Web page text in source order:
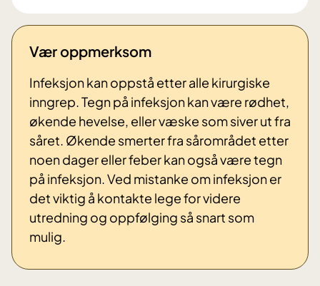
Vær oppmerksom
Infeksjon kan oppstå etter alle kirurgiske
inngrep. Tegn på infeksjon kan være rødhet,
økende hevelse, eller væske som siver ut fra
såret. Økende smerter fra sårområdet etter
noen dager eller feber kan også være tegn
på infeksjon. Ved mistanke om infeksjon er
det viktig å kontakte lege for videre
utredning og oppfølging så snart som
mulig.